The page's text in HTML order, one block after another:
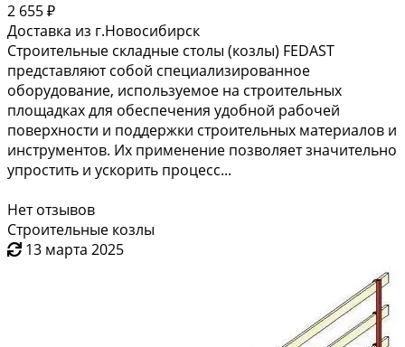
2 655 ₽
Доставка из г.Новосибирск
Строительные складные столы (козлы) FEDAST
представляют собой специализированное
оборудование, используемое на строительных
площадках для обеспечения удобной рабочей
поверхности и поддержки строительных материалов и
инструментов. Их применение позволяет значительно
упростить и ускорить процесс...
Нет отзывов
Строительные козлы
13 марта 2025